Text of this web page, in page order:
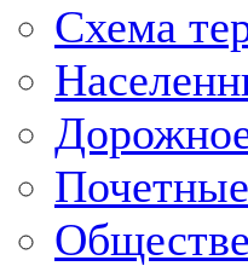
Схема